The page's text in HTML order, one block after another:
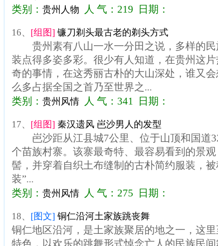
类别： 贵州人物 人 气：219 日期：
16、 [组图] 镰刀剃头最古老的剃头方式
贵州素有八山一水一分田之说，多样的民
装点得多姿多彩。很少有人知道，在贵州这
奇的事情，在这秀丽古朴的大山深处，谁又
么多占据全国之首乃至世界之...
类别： 贵州风情 人 气：341 日期：
17、 [组图] 秦汉遗风 岜沙男人的发型
岜沙距从江县城7公里、位于山顶和国道
个苗族村寨。该寨最奇特、最容易看到的景
髻，并穿着自织土布缝制的古朴简约服装，
装”...
类别： 贵州风情 人 气：275 日期：
18、 [图文] 铜仁沿河土家族跳丧舞
铜仁地区沿河，是土家族聚居的地之一，这
特色，以欢乐的跳舞形式悼念亡人的民族民